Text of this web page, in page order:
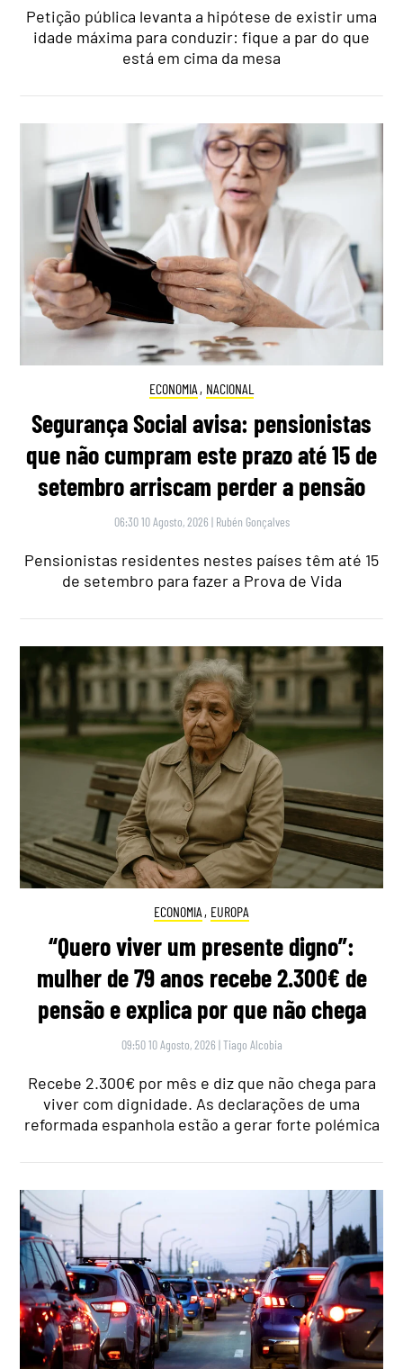
Petição pública levanta a hipótese de existir uma
idade máxima para conduzir: fique a par do que
está em cima da mesa
ECONOMIA , NACIONAL
Segurança Social avisa: pensionistas
que não cumpram este prazo até 15 de
setembro arriscam perder a pensão
06:30 10 Agosto, 2026 | Rubén Gonçalves
Pensionistas residentes nestes países têm até 15
de setembro para fazer a Prova de Vida
ECONOMIA , EUROPA
“Quero viver um presente digno”:
mulher de 79 anos recebe 2.300€ de
pensão e explica por que não chega
09:50 10 Agosto, 2026 |Tiago Alcobia
Recebe 2.300€ por mês e diz que não chega para
viver com dignidade. As declarações de uma
reformada espanhola estão a gerar forte polémica